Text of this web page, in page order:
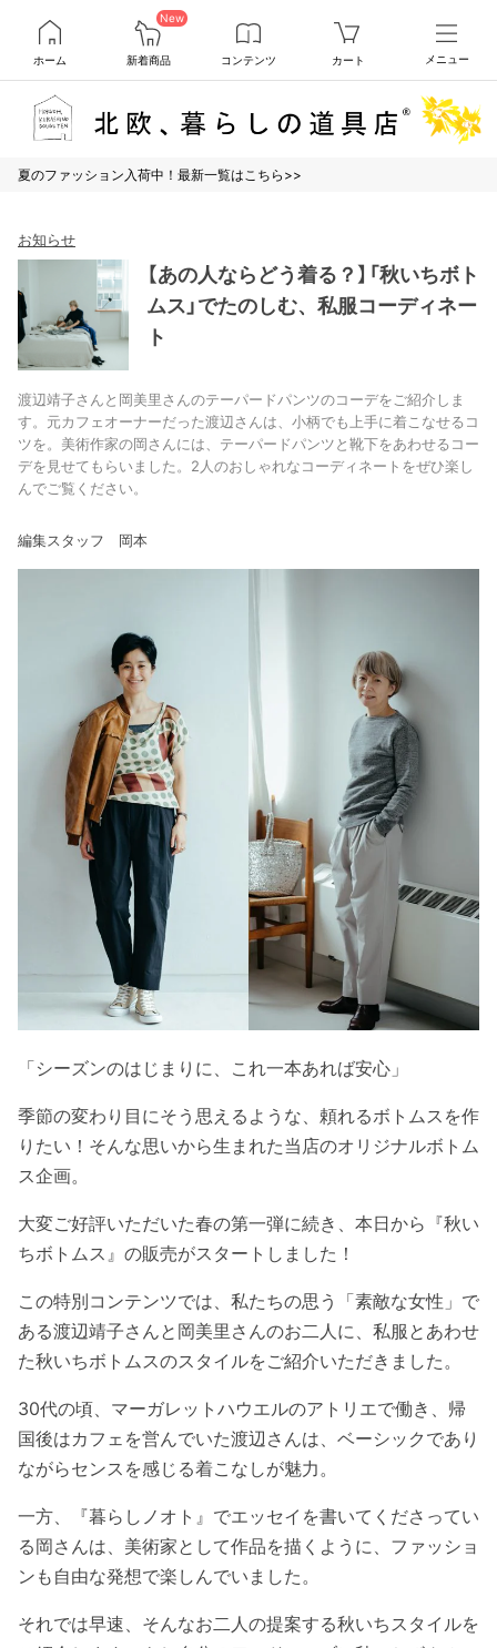
ホーム
New
新着商品 コンテンツ カート メニュー
夏のファッション入荷中！最新一覧はこちら>>
お知らせ
【あの人ならどう着る？】「秋いちボト
ムス」でたのしむ、私服コーディネー
ト
渡辺靖子さんと岡美里さんのテーパードパンツのコーデをご紹介しま
す。元カフェオーナーだった渡辺さんは、小柄でも上手に着こなせるコ
ツを。美術作家の岡さんには、テーパードパンツと靴下をあわせるコー
デを見せてもらいました。2人のおしゃれなコーディネートをぜひ楽し
んでご覧ください。
編集スタッフ 岡本
「シーズンのはじまりに、これ一本あれば安心」
季節の変わり目にそう思えるような、頼れるボトムスを作
りたい！そんな思いから生まれた当店のオリジナルボトム
ス企画。
大変ご好評いただいた春の第一弾に続き、本日から『秋い
ちボトムス』の販売がスタートしました！
この特別コンテンツでは、私たちの思う「素敵な女性」で
ある渡辺靖子さんと岡美里さんのお二人に、私服とあわせ
た秋いちボトムスのスタイルをご紹介いただきました。
30代の頃、マーガレットハウエルのアトリエで働き、帰
国後はカフェを営んでいた渡辺さんは、ベーシックであり
ながらセンスを感じる着こなしが魅力。
一方、『暮らしノオト』でエッセイを書いてくださってい
る岡さんは、美術家として作品を描くように、ファッショ
ンも自由な発想で楽しんでいました。
それでは早速、そんなお二人の提案する秋いちスタイルを